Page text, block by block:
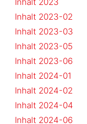
Inhalt 2023-02
Inhalt 2023-03
Inhalt 2023-05
Inhalt 2023-06
Inhalt 2024-01
Inhalt 2024-02
Inhalt 2024-04
Inhalt 2024-06